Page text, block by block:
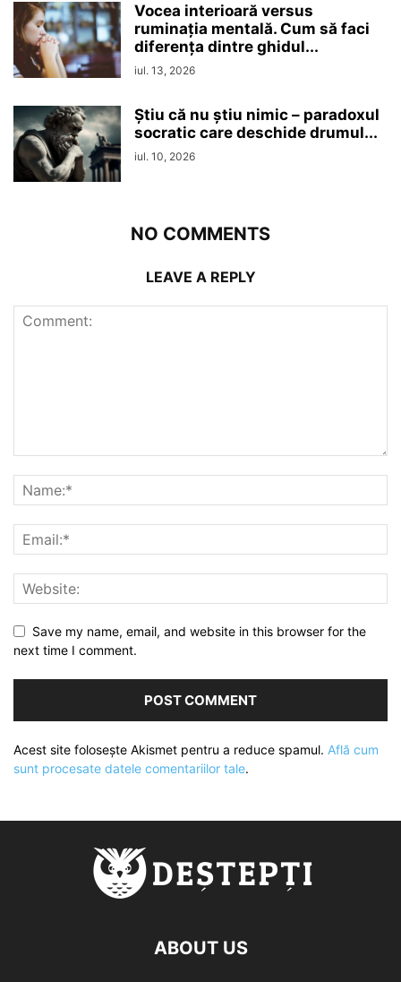
Vocea interioară versus
ruminaţia mentală. Cum să faci
diferența dintre ghidul...
iul. 13, 2026
Ştiu că nu ştiu nimic – paradoxul
socratic care deschide drumul...
iul. 10, 2026
NO COMMENTS
LEAVE A REPLY
Save my name, email, and website in this browser for the
next time I comment.
Acest site folosește Akismet pentru a reduce spamul. Află cum
sunt procesate datele comentariilor tale.
ABOUT US